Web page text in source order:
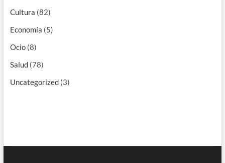
Cultura (82)
Economía (5)
Ocio(8)
Salud(78)
Uncategorized(3)